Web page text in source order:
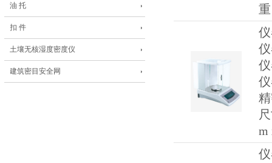
油 托
扣 件
土壤无核湿度密度仪
建筑密目安全网
m